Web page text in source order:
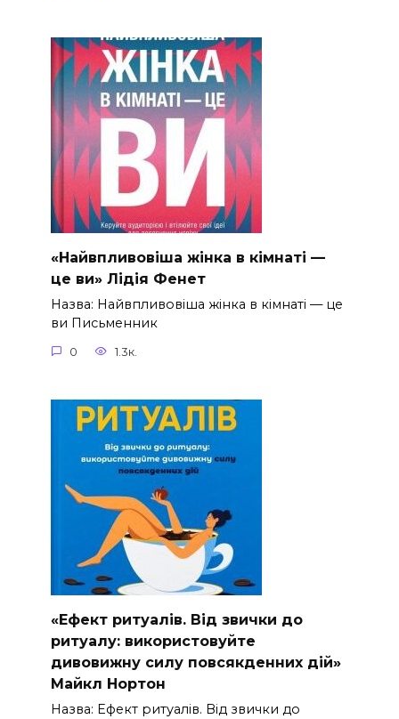
«Найвпливовіша жінка в кімнаті —
це ви» Лідія Фенет
Назва: Найвпливовіша жінка в кімнаті — це
ви Письменник
0 1.3к.
«Ефект ритуалів. Від звички до
ритуалу: використовуйте
дивовижну силу повсякденних дій»
Майкл Нортон
Назва: Ефект ритуалів. Від звички до